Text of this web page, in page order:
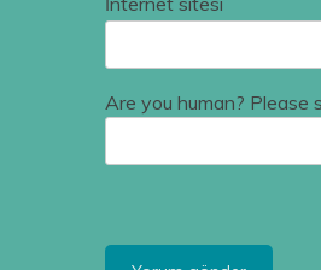
Are you human? Please